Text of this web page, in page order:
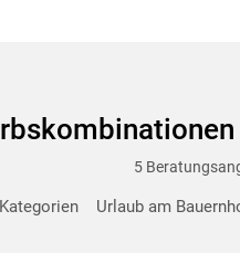
5
Urlaub am